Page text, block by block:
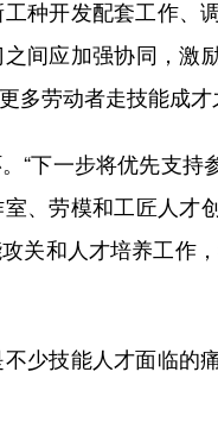
开发配套工作、
间应加强协同，激
多劳动者走技能成才
一步将优先支持
、劳模和工匠人才
关和人才培养工作
技能人才面临的